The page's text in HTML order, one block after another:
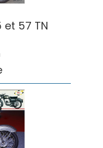
et 57 TN